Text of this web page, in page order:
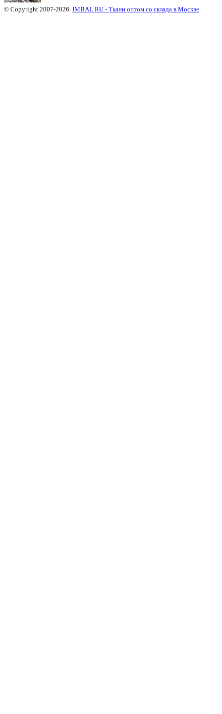
© Copyright 2007-2026. IMBAL.RU - Ткани оптом со склада в Москве